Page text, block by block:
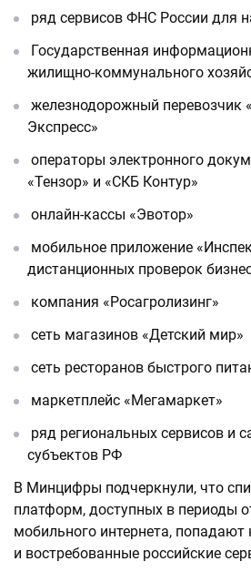
ряд сервисов ФНС России для
Государственная
жилищно-коммунального
железнодорожный перевозчик
Экспресс»
операторы электронного
«Тензор» и «СКБ Контур»
онлайн-кассы «Эвотор»
мобильное приложение
дистанционных проверок
компания «Росагролизинг»
сеть магазинов «Детский мир»
сеть ресторанов быстрого
маркетплейс «Мегамаркет»
ряд региональных сервисов и
субъектов РФ
В Минцифры подчеркнули, что
платформ, доступных в периоды
мобильного интернета,
и востребованные российские